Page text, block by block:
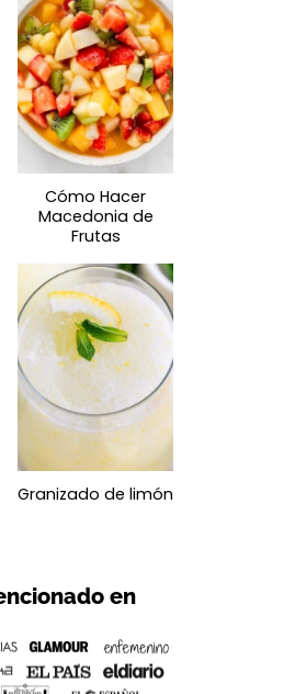
Cómo Hacer
Macedonia de
Frutas
Granizado de limón
en